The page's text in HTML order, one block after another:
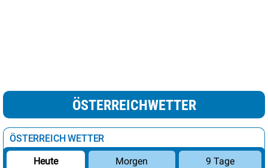
ÖSTERREICHWETTER
ÖSTERREICH WETTER
Heute Morgen 9 Tage